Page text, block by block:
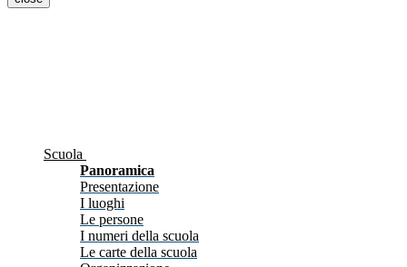
Scuola
Panoramica
Presentazione
I luoghi
Le persone
I numeri della scuola
Le carte della scuola